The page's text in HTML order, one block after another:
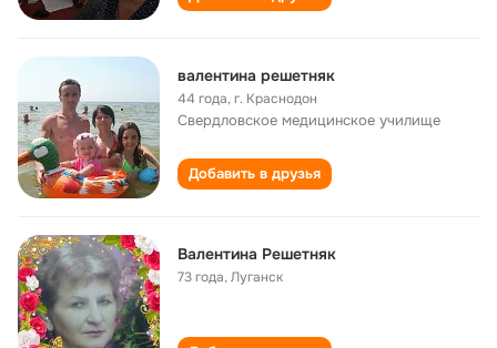
валентина решетняк
44 года,г. Краснодон
Свердловское медицинское училище
Добавить в друзья
Валентина Решетняк
73 года,Луганск